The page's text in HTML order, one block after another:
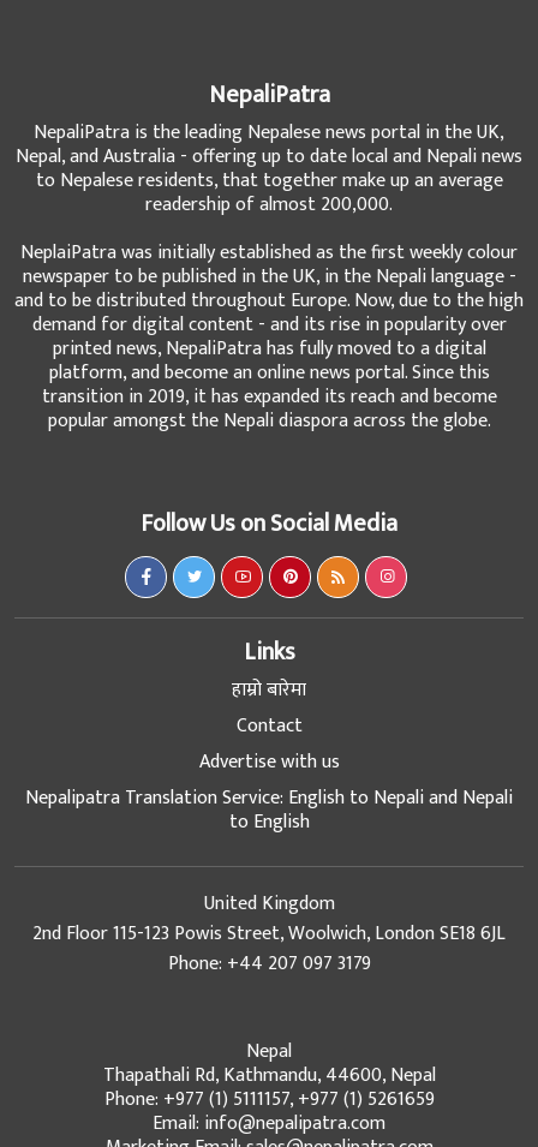
NepaliPatra
NepaliPatra is the leading Nepalese news portal in the UK,
Nepal, and Australia - offering up to date local and Nepali news
to Nepalese residents, that together make up an average
readership of almost 200,000.
NeplaiPatra was initially established as the first weekly colour
newspaper to be published in the UK, in the Nepali language -
and to be distributed throughout Europe. Now, due to the high
demand for digital content - and its rise in popularity over
printed news, NepaliPatra has fully moved to a digital
platform, and become an online news portal. Since this
transition in 2019, it has expanded its reach and become
popular amongst the Nepali diaspora across the globe.
Follow Us on Social Media
Links
हाम्रो बारेमा
Contact
Advertise with us
Nepalipatra Translation Service: English to Nepali and Nepali
to English
United Kingdom
2nd Floor 115-123 Powis Street, Woolwich, London SE18 6JL
Phone: +44 207 097 3179
Nepal
Thapathali Rd, Kathmandu, 44600, Nepal
Phone: +977 (1) 5111157, +977 (1) 5261659
Email: info@nepalipatra.com